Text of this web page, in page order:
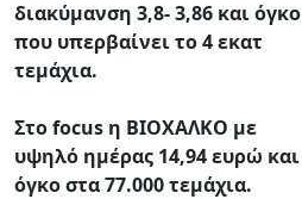
διακύμανση 3,8- 3,86 και όγκο
που υπερβαίνει το 4 εκατ
τεμάχια.
Στο focus η BIOXAΛΚΟ με
υψηλό ημέρας 14,94 ευρώ και
όγκο στα 77.000 τεμάχια.